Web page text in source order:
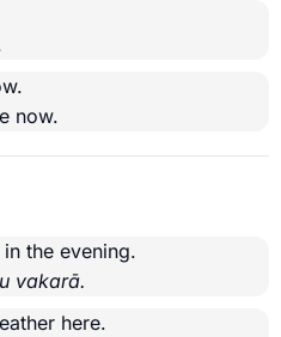
now.
the evening.
vakarā.
here.